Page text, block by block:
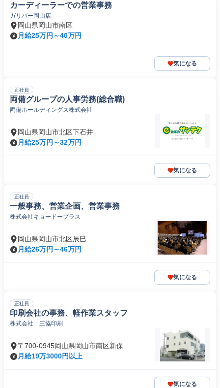
カーディーラーでの営業事務
ガリバー岡山店
岡山県岡山市南区
月給25万円～40万円
気になる
正社員
両備グループの人事労務(総合職)
両備ホールディングス株式会社
岡山県岡山市北区下石井
月給25万円～32万円
気になる
正社員
一般事務、営業企画、営業事務
株式会社キョードープラス
岡山県岡山市北区辰巳
月給26万円～46万円
気になる
正社員
印刷会社の事務、軽作業スタッフ
株式会社 三協印刷
〒700-0945岡山県岡山市南区新保
月給19万3000円以上
気になる